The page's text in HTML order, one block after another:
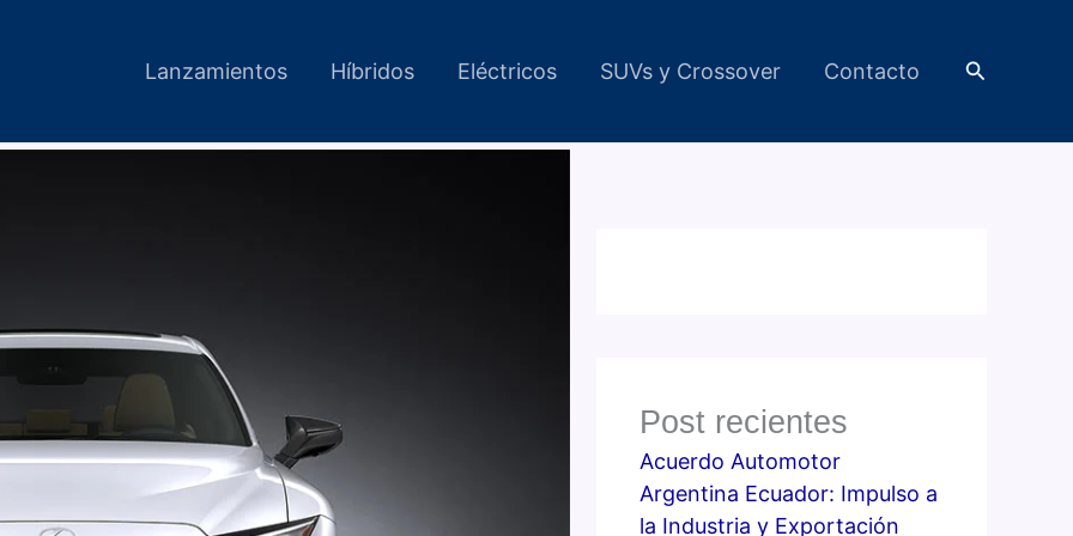
Lanzamientos Híbridos Eléctricos SUVs y Crossover Contacto Buscar
Post recientes
Acuerdo Automotor
Argentina Ecuador: Impulso a
la Industria y Exportación